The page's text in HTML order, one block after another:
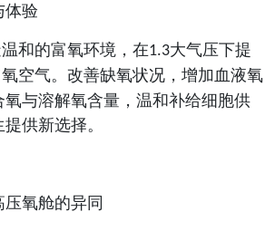
体验
和的富氧环境，在1.3大气压下提
空气。改善缺氧状况，增加血液氧
与溶解氧含量，温和补给细胞供
供新选择。
氧舱的异同